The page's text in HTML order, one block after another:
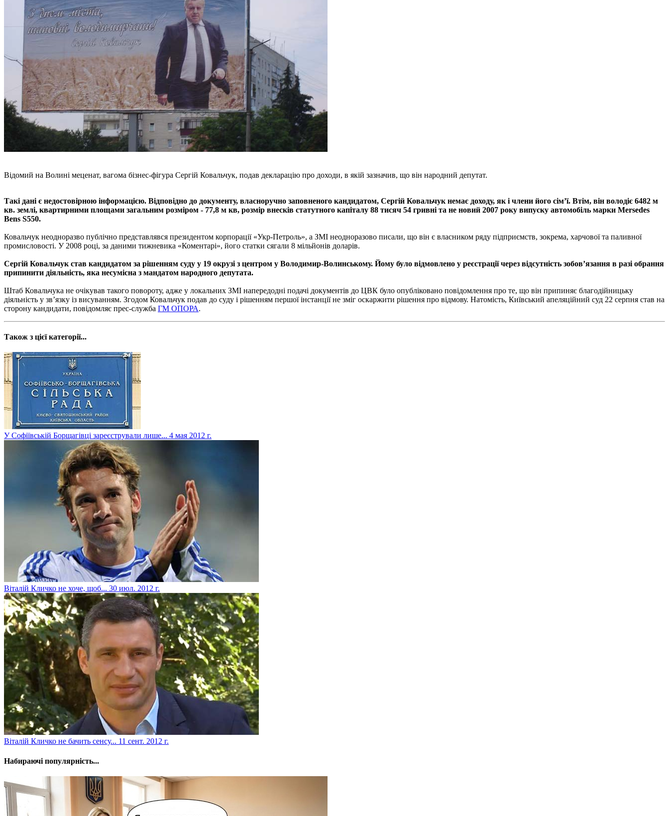
Відомий на Волині меценат, вагома бізнес-фігура Сергій Ковальчук, подав декларацію про доходи, в якій зазначив, що він народний депутат.
Такі дані є недостовірною інформацією. Відповідно до документу, власноручно заповненого кандидатом, Сергій Ковальчук немає доходу, як і члени його сім’ї. Втім, він володіє 6482 м
кв. землі, квартирними площами загальним розміром - 77,8 м кв, розмір внесків статутного капіталу 88 тисяч 54 гривні та не новий 2007 року випуску автомобіль марки Mersedes
Bens S550.
Ковальчук неодноразво публічно представлявся президентом корпорації «Укр-Петроль», а ЗМІ неодноразово писали, що він є власником ряду підприємств, зокрема, харчової та паливної
промисловості. У 2008 році, за даними тижневика «Коментарі», його статки сягали 8 мільйонів доларів.
Сергій Ковальчук став кандидатом за рішенням суду у 19 окрузі з центром у Володимир-Волинському. Йому було відмовлено у реєстрації через відсутність зобов’язання в разі обрання
припинити діяльність, яка несумісна з мандатом народного депутата.
Штаб Ковальчука не очікував такого повороту, адже у локальних ЗМІ напередодні подачі документів до ЦВК було опубліковано повідомлення про те, що він припиняє благодійницьку
діяльність у зв’язку із висуванням. Згодом Ковальчук подав до суду і рішенням першої інстанції не зміг оскаржити рішення про відмову. Натомість, Київський апеляційний суд 22 серпня став на
сторону кандидати, повідомляє прес-служба ГМ ОПОРА.
Також з цієї категорії...
У Софіївській Борщагівці зареєстрували лише... 4 мая 2012 г.
Віталій Кличко не хоче, щоб... 30 июл. 2012 г.
Віталій Кличко не бачить сенсу... 11 сент. 2012 г.
Набираючі популярність...